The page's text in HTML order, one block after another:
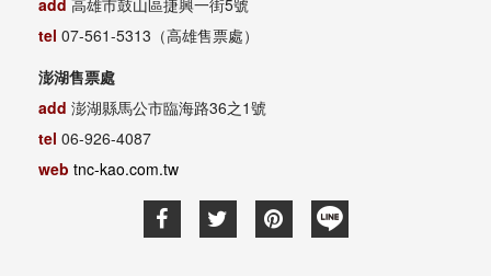
add 高雄市鼓山區捷興一街5號
tel 07-561-5313（高雄售票處）
澎湖售票處
add 澎湖縣馬公市臨海路36之1號
tel 06-926-4087
web tnc-kao.com.tw